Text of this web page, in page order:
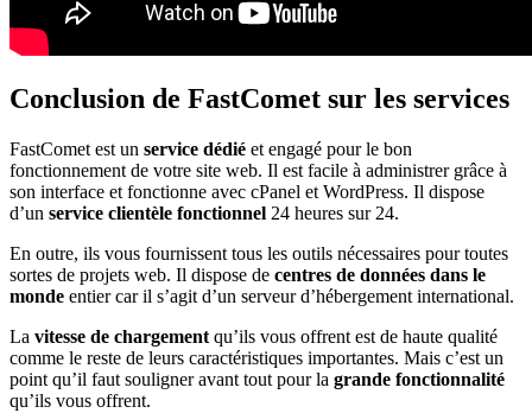
Conclusion de FastComet sur les services
FastComet est un service dédié et engagé pour le bon
fonctionnement de votre site web. Il est facile à administrer grâce à
son interface et fonctionne avec cPanel et WordPress. Il dispose
d’un service clientèle fonctionnel 24 heures sur 24.
En outre, ils vous fournissent tous les outils nécessaires pour toutes
sortes de projets web. Il dispose de centres de données dans le
monde entier car il s’agit d’un serveur d’hébergement international.
La vitesse de chargement qu’ils vous offrent est de haute qualité
comme le reste de leurs caractéristiques importantes. Mais c’est un
point qu’il faut souligner avant tout pour la grande fonctionnalité
qu’ils vous offrent.